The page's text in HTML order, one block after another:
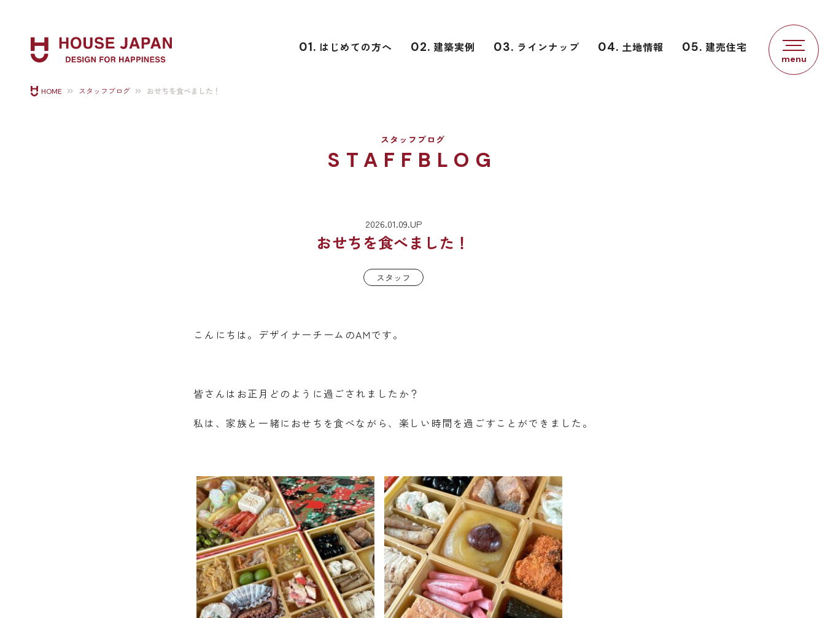
01. はじめての方へ 02. 建築実例 03. ラインナップ 04. 土地情報 05. 建売住宅
スタッフブログ
STAFFBLOG
HOME スタッフブログ おせちを食べました！
2026.01.09.UP
おせちを食べました！
スタッフ
こんにちは。デザイナーチームのAMです。
皆さんはお正月どのように過ごされましたか？
私は、家族と一緒におせちを食べながら、楽しい時間を過ごすことができました。